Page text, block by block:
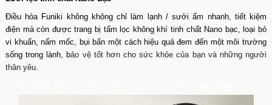
Điều hòa Funiki không không chỉ làm lạnh / sưởi ấm nhanh, tiết kiệm
điện mà còn được trang bị tấm lọc không khí tinh chất Nano bạc, loại bỏ
vi khuẩn, nấm mốc, bụi bẩn một cách hiệu quả đem đến một môi trường
sống trong lành, bảo vệ tốt hơn cho sức khỏe của bạn và những người
thân yêu.